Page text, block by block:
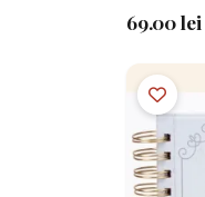
69.00 lei